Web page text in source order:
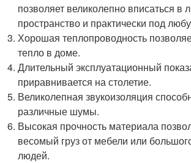
позволяет великолепно вписаться в
пространство и практически под
Хорошая теплопроводность
тепло в доме.
Длительный эксплуатационный
приравнивается на столетие.
Великолепная звукоизоляция
различные шумы.
Высокая прочность материала
весомый груз от мебели или
людей.